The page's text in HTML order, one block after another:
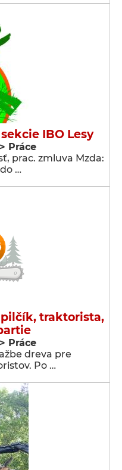
IBO Lesy
Práce
prac. zmluva Mzda:
…
pilčík, traktorista,
Práce
dreva pre
Po …